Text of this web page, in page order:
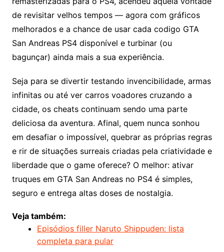
de revisitar velhos tempos — agora com gráficos
melhorados e a chance de usar cada codigo GTA
San Andreas PS4 disponível e turbinar (ou
bagunçar) ainda mais a sua experiência.
Seja para se divertir testando invencibilidade, armas
infinitas ou até ver carros voadores cruzando a
cidade, os cheats continuam sendo uma parte
deliciosa da aventura. Afinal, quem nunca sonhou
em desafiar o impossível, quebrar as próprias regras
e rir de situações surreais criadas pela criatividade e
liberdade que o game oferece? O melhor: ativar
truques em GTA San Andreas no PS4 é simples,
seguro e entrega altas doses de nostalgia.
Veja também:
Episódios filler Naruto Shippuden: lista
completa para pular